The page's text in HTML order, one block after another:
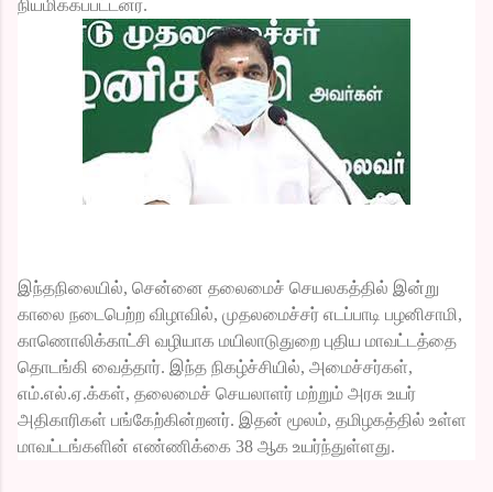
நியமிக்கப்பட்டனர்.
இந்தநிலையில், சென்னை தலைமைச் செயலகத்தில் இன்று
காலை நடைபெற்ற விழாவில், முதலமைச்சர் எடப்பாடி பழனிசாமி,
காணொலிக்காட்சி வழியாக மயிலாடுதுறை புதிய மாவட்டத்தை
தொடங்கி வைத்தார். இந்த நிகழ்ச்சியில், அமைச்சர்கள்,
எம்.எல்.ஏ.க்கள், தலைமைச் செயலாளர் மற்றும் அரசு உயர்
அதிகாரிகள் பங்கேற்கின்றனர். இதன் மூலம், தமிழகத்தில் உள்ள
மாவட்டங்களின் எண்ணிக்கை 38 ஆக உயர்ந்துள்ளது.